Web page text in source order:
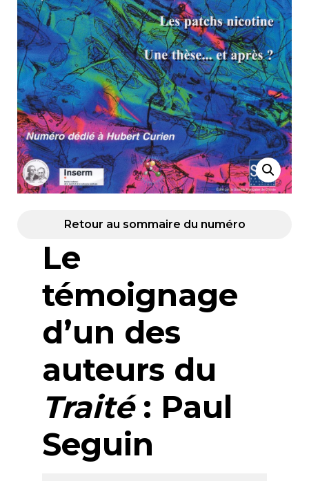
Retour au sommaire du numéro
Le
témoignage
d’un des
auteurs du
Traité: Paul
Seguin